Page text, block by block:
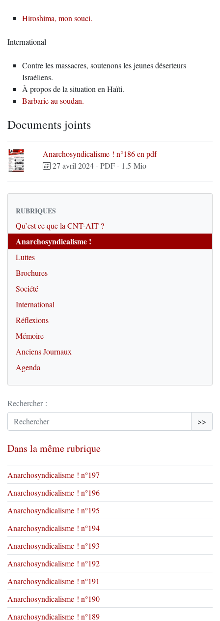
Hiroshima, mon souci.
International
Contre les massacres, soutenons les jeunes déserteurs
Israéliens.
À propos de la situation en Haïti.
Barbarie au soudan.
Documents joints
Anarchosyndicalisme ! n°186 en pdf
27 avril 2024-PDF- 1.5 Mio
RUBRIQUES
Qu’est ce que la CNT-AIT ?
Anarchosyndicalisme !
Luttes
Brochures
Société
International
Réflexions
Mémoire
Anciens Journaux
Agenda
Rechercher :
>>
Dans la même rubrique
Anarchosyndicalisme ! n°197
Anarchosyndicalisme ! n°196
Anarchosyndicalisme ! n°195
Anarchosyndicalisme ! n°194
Anarchosyndicalisme ! n°193
Anarchosyndicalisme ! n°192
Anarchosyndicalisme ! n°191
Anarchosyndicalisme ! n°190
Anarchosyndicalisme ! n°189